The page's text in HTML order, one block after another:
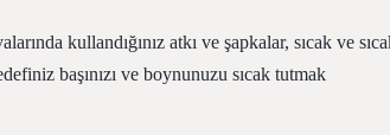
kullandığınız atkı ve şapkalar, sıcak ve
başınızı ve boynunuzu sıcak tutmak